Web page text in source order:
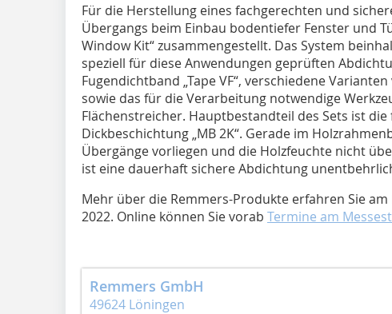
Für die Herstellung eines fachgerechten und
Übergangs beim Einbau bodentiefer Fenster und
Window Kit“ zusammengestellt. Das System
speziell für diese Anwendungen geprüften
Fugendichtband „Tape VF“, verschiedene
sowie das für die Verarbeitung notwendige
Flächenstreicher. Hauptbestandteil des Sets ist
Dickbeschichtung „MB 2K“. Gerade im
Übergänge vorliegen und die Holzfeuchte nicht
ist eine dauerhaft sichere Abdichtung
Mehr über die Remmers-Produkte erfahren Sie am
2022. Online können Sie vorab Termine am
Remmers GmbH
49624 Löningen